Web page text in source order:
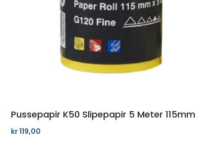
Pussepapir K50 Slipepapir 5 Meter 115mm
kr119,00